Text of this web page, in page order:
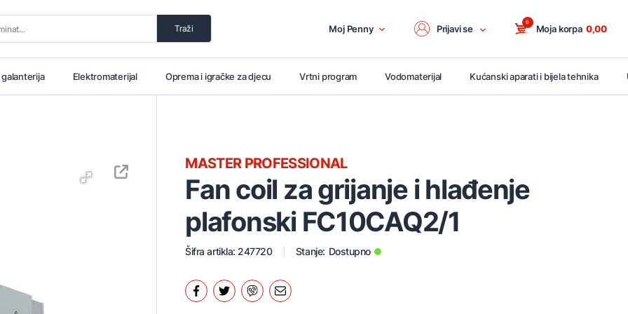
Traži Moj Penny Prijavi se Moja korpa
0
0,00
Elektromaterijal Oprema i igračke za djecu Vrtni program Vodomaterijal Kućanski aparati i bijela tehnika
Fan coil za grijanje i hlađenje
plafonski FC10CAQ2/1
MASTER PROFESSIONAL
Šifra artikla: 247720 Stanje: Dostupno